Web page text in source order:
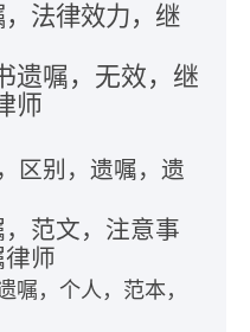
法律效力，继
遗嘱，无效，继
师
区别，遗嘱，遗
范文，注意事
师
嘱，个人，范本，